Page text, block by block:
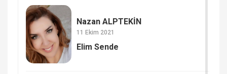
Nazan ALPTEKİN
11 Ekim 2021
Elim Sende